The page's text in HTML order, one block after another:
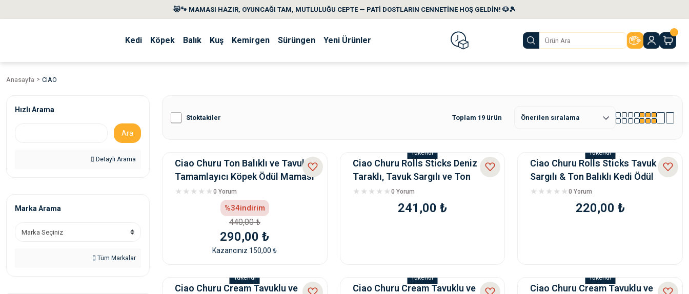
😻🐾 MAMASI HAZIR, OYUNCAĞI TAM, MUTLULUĞU CEPTE — PATİ DOSTLARIN CENNETİNE HOŞ GELDİN! 🐶🎾
Kedi Köpek Balık Kuş Kemirgen Sürüngen Yeni Ürünler
Anasayfa CIAO
Hızlı Arama
Ara
Detaylı Arama
Marka Arama
Tüm Markalar
Stoktakiler Toplam 19 ürün
Ciao Churu Ton Balıklı ve Tavuklu
Tamamlayıcı Köpek Ödül Maması
8 x 20 Gr 0 Yorum
%34indirim
440,00 ₺
290,00 ₺
Kazancınız 150,00 ₺
Tükendi
Ciao Churu Rolls Sticks Deniz
Taraklı, Tavuk Sargılı ve Ton
Balıklı Kedi Öd
0 Yorum
241,00 ₺
Tükendi
Ciao Churu Rolls Sticks Tavuk
Sargılı & Ton Balıklı Kedi Ödül
Maması 4 x 10
0 Yorum
220,00 ₺
Tükendi
Ciao Churu Cream Tavuklu ve
Tükendi
Ciao Churu Cream Tavuklu ve
Tükendi
Ciao Churu Cream Tavuklu ve